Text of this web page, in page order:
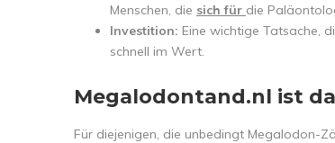
Menschen, die sich für die
Investition: Eine wichtige Tatsache,
schnell im Wert.
Megalodontand.nl ist
Für diejenigen, die unbedingt Megalodon-